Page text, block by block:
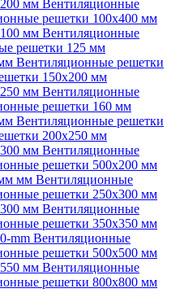
мм Вентиляционные
решетки 100х400 мм
мм Вентиляционные
решетки 125 мм
Вентиляционные решетки
150х200 мм
мм Вентиляционные
решетки 160 мм
Вентиляционные решетки
200х250 мм
мм Вентиляционные
решетки 500х200 мм
мм Вентиляционные
решетки 250х300 мм
мм Вентиляционные
решетки 350х350 мм
mm Вентиляционные
решетки 500х500 мм
мм Вентиляционные
решетки 800х800 мм